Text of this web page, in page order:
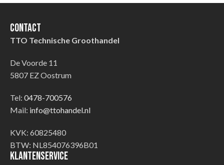
Contact
TTO Technische Groothandel
De Voorde 11
5807 EZ Oostrum
Tel: 0478-700576
Mail: info@ttohandel.nl
KVK: 60825480
BTW: NL854076396B01
Klantenservice